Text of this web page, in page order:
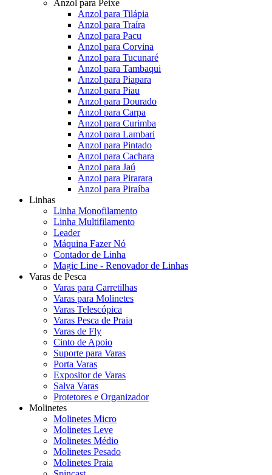
Anzol para Peixe
Anzol para Tilápia
Anzol para Traíra
Anzol para Pacu
Anzol para Corvina
Anzol para Tucunaré
Anzol para Tambaqui
Anzol para Piapara
Anzol para Piau
Anzol para Dourado
Anzol para Carpa
Anzol para Curimba
Anzol para Lambari
Anzol para Pintado
Anzol para Cachara
Anzol para Jaú
Anzol para Pirarara
Anzol para Piraíba
Linhas
Linha Monofilamento
Linha Multifilamento
Leader
Máquina Fazer Nó
Contador de Linha
Magic Line - Renovador de Linhas
Varas de Pesca
Varas para Carretilhas
Varas para Molinetes
Varas Telescópica
Varas Pesca de Praia
Varas de Fly
Cinto de Apoio
Suporte para Varas
Porta Varas
Expositor de Varas
Salva Varas
Protetores e Organizador
Molinetes
Molinetes Micro
Molinetes Leve
Molinetes Médio
Molinetes Pesado
Molinetes Praia